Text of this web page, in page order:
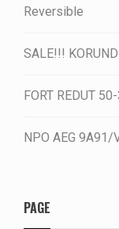
Reversible
SALE!!!
FORT REDUT
NPO AEG
PAGE